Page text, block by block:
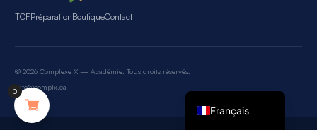
TCFPréparationBoutiqueContact
© 2026 Complexe X — Académie. Tous droits réservés.
info@complx.ca
0
Français